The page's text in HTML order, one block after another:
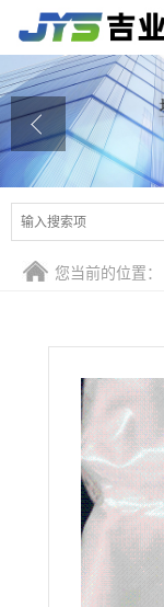
公司首页
公司介绍
公司动态
产品展厅
证书荣誉
在线留言
您当前的位置：